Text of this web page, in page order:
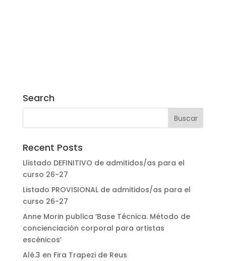
Search
Recent Posts
Llistado DEFINITIVO de admitidos/as para el
curso 26-27
Listado PROVISIONAL de admitidos/as para el
curso 26-27
Anne Morin publica ‘Base Técnica. Método de
concienciación corporal para artistas
escénicos’
Alé.3 en Fira Trapezi de Reus